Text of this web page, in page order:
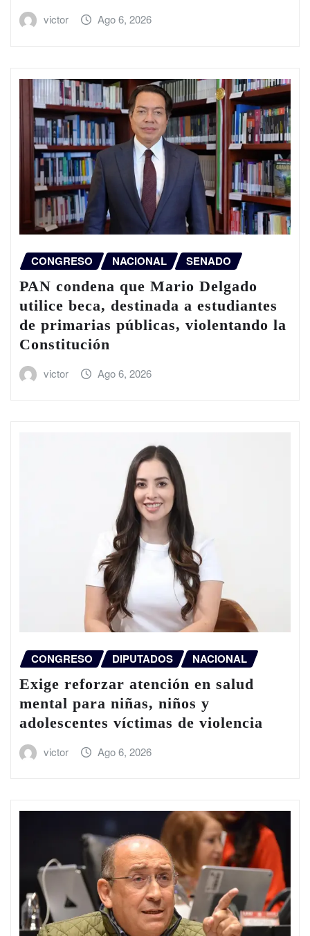
victor Ago 6, 2026
CONGRESO NACIONAL SENADO
PAN condena que Mario Delgado
utilice beca, destinada a estudiantes
de primarias públicas, violentando la
Constitución
victor Ago 6, 2026
CONGRESO DIPUTADOS NACIONAL
Exige reforzar atención en salud
mental para niñas, niños y
adolescentes víctimas de violencia
victor Ago 6, 2026